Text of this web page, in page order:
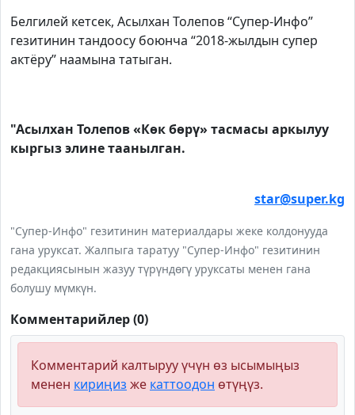
Белгилей кетсек, Асылхан Толепов “Супер-Инфо”
гезитинин тандоосу боюнча “2018-жылдын супер
актёру” наамына татыган.
"Асылхан Толепов «Көк бөрү» тасмасы аркылуу
кыргыз элине таанылган.
star@super.kg
"Супер-Инфо" гезитинин материалдары жеке колдонууда
гана уруксат. Жалпыга таратуу "Супер-Инфо" гезитинин
редакциясынын жазуу түрүндөгү уруксаты менен гана
болушу мүмкүн.
Комментарийлер (0)
Комментарий калтыруу үчүн өз ысымыңыз
менен кириңиз же каттоодон өтүңүз.